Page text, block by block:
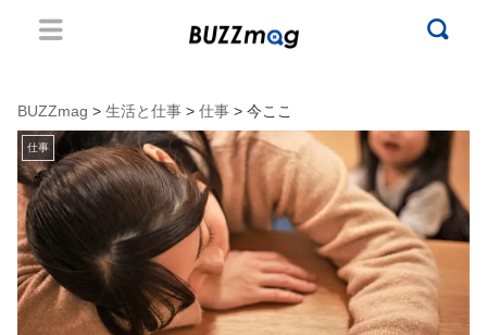
BUZZmag > 生活と仕事 > 仕事 > 今ここ
仕事